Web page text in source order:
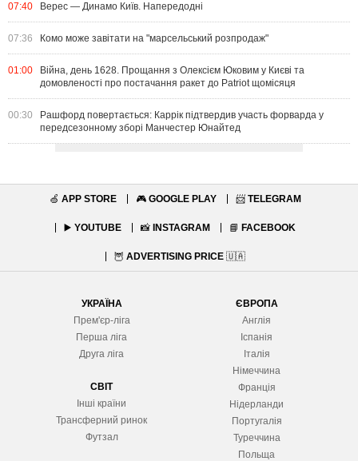
07:40 Верес — Динамо Київ. Напередодні
07:36 Комо може завітати на "марсельський розпродаж"
01:00
Війна, день 1628. Прощання з Олексієм Юковим у Києві та
домовленості про постачання ракет до Patriot щомісяця
00:30
Рашфорд повертається: Каррік підтвердив участь форварда у
передсезонному зборі Манчестер Юнайтед
🍏 APP STORE 🎮 GOOGLE PLAY 📨 TELEGRAM
▶️ YOUTUBE 📸 INSTAGRAM 📘 FACEBOOK
🦉 ADVERTISING PRICE 🇺🇦
УКРАЇНА
Прем'єр-ліга
Перша ліга
Друга ліга
СВІТ
Інші країни
Трансферний ринок
Футзал
ЄВРОПА
Англія
Іспанія
Італія
Німеччина
Франція
Нідерланди
Португалія
Туреччина
Польща